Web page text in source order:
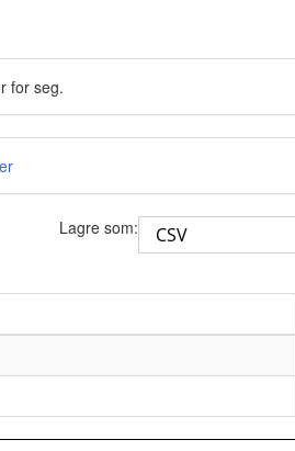
for seg.
Lagre som: